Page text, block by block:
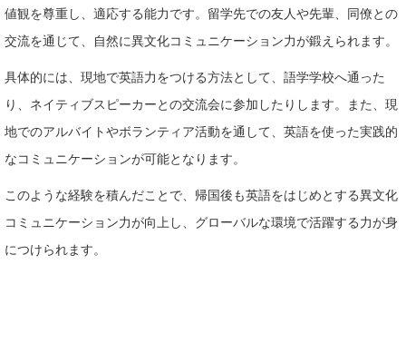
値観を尊重し、適応する能力です。留学先での友人や先輩、同僚との
交流を通じて、自然に異文化コミュニケーション力が鍛えられます。
具体的には、現地で英語力をつける方法として、語学学校へ通った
り、ネイティブスピーカーとの交流会に参加したりします。また、現
地でのアルバイトやボランティア活動を通して、英語を使った実践的
なコミュニケーションが可能となります。
このような経験を積んだことで、帰国後も英語をはじめとする異文化
コミュニケーション力が向上し、グローバルな環境で活躍する力が身
につけられます。